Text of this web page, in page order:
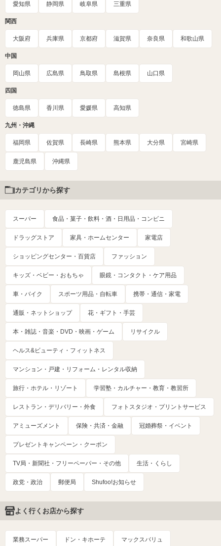
愛知県 静岡県 岐阜県 三重県
関西
大阪府 兵庫県 京都府 滋賀県 奈良県 和歌山県
中国
岡山県 広島県 鳥取県 島根県 山口県
四国
徳島県 香川県 愛媛県 高知県
九州・沖縄
福岡県 佐賀県 長崎県 熊本県 大分県 宮崎県
鹿児島県 沖縄県
カテゴリから探す
スーパー 食品・菓子・飲料・酒・日用品・コンビニ
ドラッグストア 家具・ホームセンター 家電店
ショッピングセンター・百貨店 ファッション
キッズ・ベビー・おもちゃ 眼鏡・コンタクト・ケア用品
車・バイク スポーツ用品・自転車 携帯・通信・家電
通販・ネットショップ 花・ギフト・手芸
本・雑誌・音楽・DVD・映画・ゲーム リサイクル
ヘルス&ビューティ・フィットネス
マンション・戸建・リフォーム・レンタル収納
旅行・ホテル・リゾート 学習塾・カルチャー・教育・教習所
レストラン・デリバリー・外食 フォトスタジオ・プリントサービス
アミューズメント 保険・共済・金融 冠婚葬祭・イベント
プレゼントキャンペーン・クーポン
TV局・新聞社・フリーペーパー・その他 生活・くらし
政党・政治 郵便局 Shufoo!お知らせ
よく行くお店から探す
業務スーパー ドン・キホーテ マックスバリュ